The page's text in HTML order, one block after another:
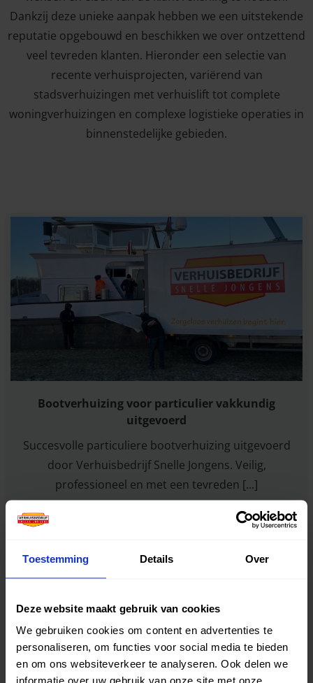
Toestemming Details Over
Deze website maakt gebruik van cookies
We gebruiken cookies om content en advertenties te
personaliseren, om functies voor social media te bieden
en om ons websiteverkeer te analyseren. Ook delen we
informatie over uw gebruik van onze site met onze
Dankzij deze unieke aanpak hebben we een uitstekende
reputatie opgebouwd en beschikken we over ontzettend
veel tevreden klanten. Hieronder een selectie van
recente verhuisprojecten, variërend van
stadsverhuizingen met verhuislift tot complete
woningverhuizingen en complexe logistieke operaties in
binnenstedelijke gebieden.
Bootverhuizing voor particulier vakkundig
uitgevoerd
Succesvolle particuliere bootverhuizing uitgevoerd
door Verhuisbedrijf Snelle Jongens. Veilig,
professioneel en met een tevreden [...]